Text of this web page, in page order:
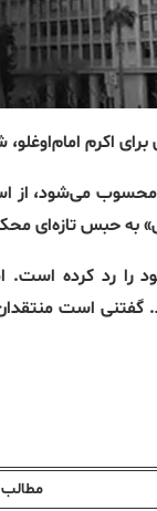
اکرم
می‌شود، از
به حبس تازه‌ای
رد کرده است.
است منتقدان
مطالب